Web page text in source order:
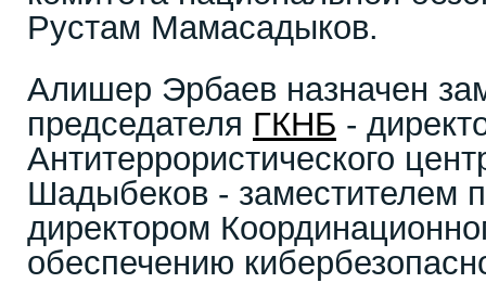
Рустам Мамасадыков.
Алишер Эрбаев назначен
председателя ГКНБ -
Антитеррористического
Шадыбеков - заместителем
директором
обеспечению